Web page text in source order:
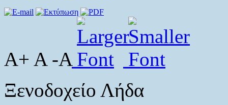
A+ A -A
Ξενοδοχείο Λήδα